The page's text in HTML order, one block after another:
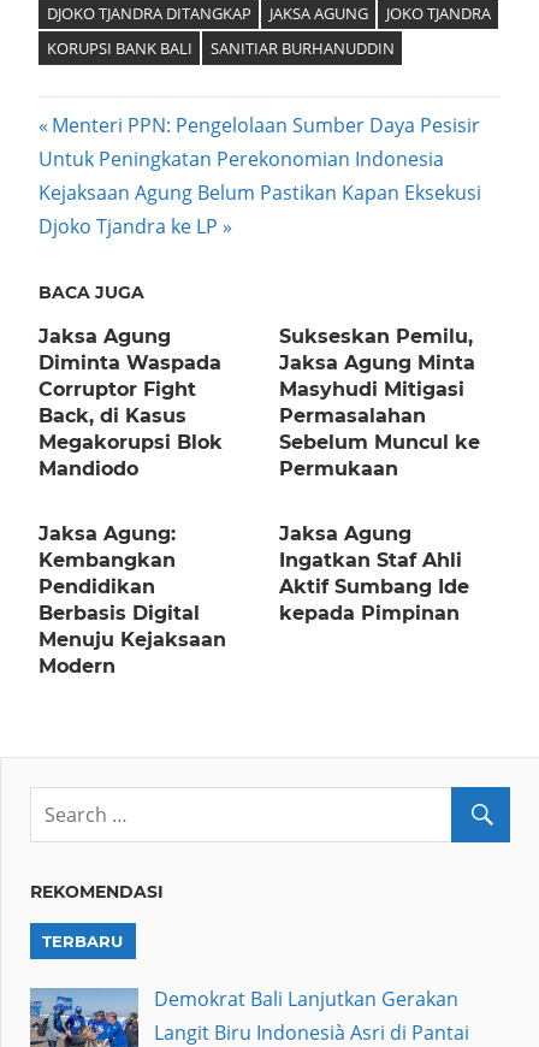
DJOKO TJANDRA DITANGKAP
JAKSA AGUNG
JOKO TJANDRA
KORUPSI BANK BALI
SANITIAR BURHANUDDIN
Post
navigation
Previous
Post:
Menteri PPN: Pengelolaan Sumber Daya Pesisir
Untuk Peningkatan Perekonomian Indonesia
Next
Post:
Kejaksaan Agung Belum Pastikan Kapan Eksekusi
Djoko Tjandra ke LP
BACA JUGA
Jaksa Agung
Diminta Waspada
Corruptor Fight
Back, di Kasus
Megakorupsi Blok
Mandiodo
Sukseskan Pemilu,
Jaksa Agung Minta
Masyhudi Mitigasi
Permasalahan
Sebelum Muncul ke
Permukaan
Jaksa Agung:
Kembangkan
Pendidikan
Berbasis Digital
Menuju Kejaksaan
Modern
Jaksa Agung
Ingatkan Staf Ahli
Aktif Sumbang Ide
kepada Pimpinan
REKOMENDASI
TERBARU
Demokrat Bali Lanjutkan Gerakan
Langit Biru Indonesià Asri di Pantai